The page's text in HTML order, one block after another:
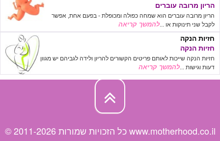
הריון מרובה עוברים
הריון מרובה עוברים הוא שמחה כפולה ומכופלת - בפעם אחת, אפשר
לקבל שני תינוקות או ...להמשך קריאה
חזיות הנקה
חזיות הנקה
חזיות הנקה שייכות לאותם פריטים הקשורים להריון ולידה לגביהם יש מגוון
דעות וגישות ...להמשך קריאה
© כל הזכויות שמורות 2011-2026 www.motherhood.co.il